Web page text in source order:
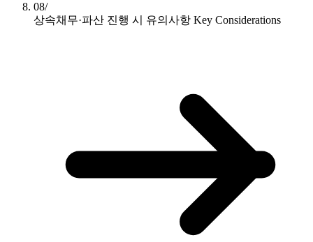
08/
상속채무·파산 진행 시 유의사항 Key Considerations